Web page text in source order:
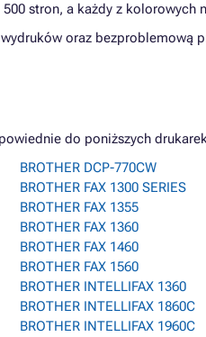
stron, a każdy z kolorowych
oraz bezproblemową
do poniższych
BROTHER DCP-770CW
BROTHER FAX 1300 SERIES
BROTHER FAX 1355
BROTHER FAX 1360
BROTHER FAX 1460
BROTHER FAX 1560
BROTHER INTELLIFAX 1360
BROTHER INTELLIFAX 1860C
BROTHER INTELLIFAX 1960C